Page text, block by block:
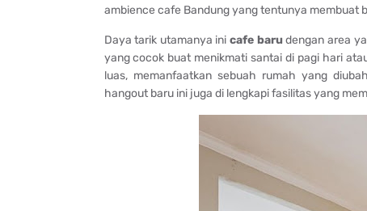
ambience cafe Bandung yang tentunya membuat
Daya tarik utamanya ini cafe barudengan area
yang cocok buat menikmati santai di pagi hari
luas, memanfaatkan sebuah rumah yang
hangout baru ini juga di lengkapi fasilitas yang